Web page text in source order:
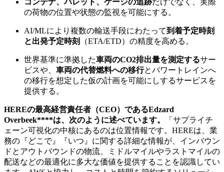
の荷物の位置や状態の監視を可能にする。
AI/MLにより複数の輸送手段にわたって到着予定時刻
と出発予定時刻
（ETA/ETD）の精度を高める。
世界基準に準拠した車両のCO2排出量を測定するサー
ビスや、 車両の代替燃料への移行とパワートレインへ
の移行を想定した仮の計画を可能にしするサービスを
提供する。
HEREの最高経営責任者（CEO）であるEdzard
Overbeek****は、次のように述べています。
「サプライチ
ェーン可視化の中核にあるのは位置情報です。 HEREは、業
務の『どこで』『いつ』に関する詳細な情報が、インバウン
ドとアウトバウンドの物流、ミドルマイルやラストマイルの
配送などの最適化に多大な価値を提供することを認識してい